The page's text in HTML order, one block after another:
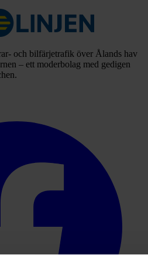
och bilfärjetrafik över Ålands hav
– ett moderbolag med gedigen